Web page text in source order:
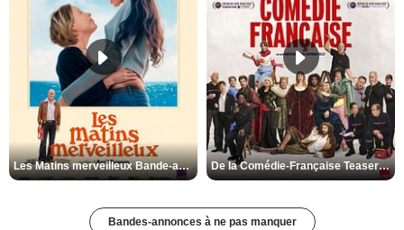
Les Matins merveilleux Bande-annonce VF De la Comédie-Française Teaser VF
Bandes-annonces à ne pas manquer